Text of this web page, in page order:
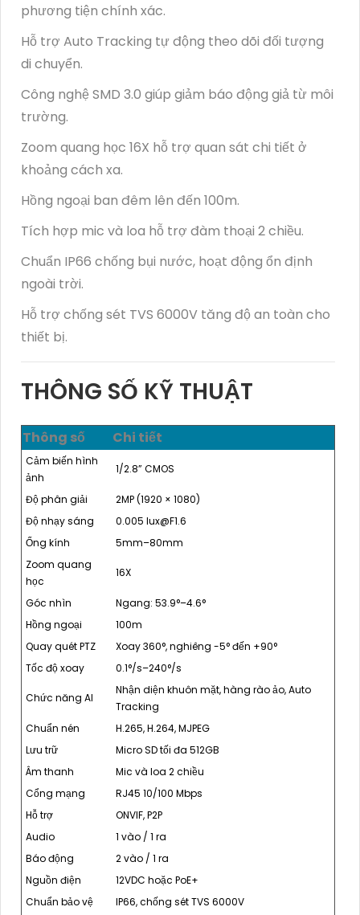
phương tiện chính xác.
Hỗ trợ Auto Tracking tự động theo dõi đối tượng
di chuyển.
Công nghệ SMD 3.0 giúp giảm báo động giả từ môi
trường.
Zoom quang học 16X hỗ trợ quan sát chi tiết ở
khoảng cách xa.
Hồng ngoại ban đêm lên đến 100m.
Tích hợp mic và loa hỗ trợ đàm thoại 2 chiều.
Chuẩn IP66 chống bụi nước, hoạt động ổn định
ngoài trời.
Hỗ trợ chống sét TVS 6000V tăng độ an toàn cho
thiết bị.
THÔNG SỐ KỸ THUẬT
Thông số Chi tiết
Cảm biến hình
ảnh
1/2.8” CMOS
Độ phân giải
2MP (1920 × 1080)
Độ nhạy sáng
0.005 lux@F1.6
Ống kính
5mm–80mm
Zoom quang
học
16X
Góc nhìn
Ngang: 53.9°–4.6°
Hồng ngoại
100m
Quay quét PTZ
Xoay 360°, nghiêng -5° đến +90°
Tốc độ xoay
0.1°/s–240°/s
Chức năng AI
Nhận diện khuôn mặt, hàng rào ảo, Auto
Tracking
Chuẩn nén
H.265, H.264, MJPEG
Lưu trữ
Micro SD tối đa 512GB
Âm thanh
Mic và loa 2 chiều
Cổng mạng
RJ45 10/100 Mbps
Hỗ trợ
ONVIF, P2P
Audio
1 vào / 1 ra
Báo động
2 vào / 1 ra
Nguồn điện
12VDC hoặc PoE+
Chuẩn bảo vệ
IP66, chống sét TVS 6000V